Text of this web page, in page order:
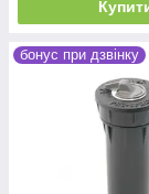
бонус при дзвінку